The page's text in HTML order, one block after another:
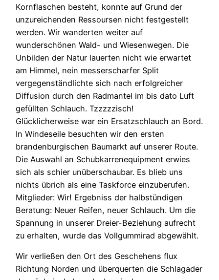
Kornflaschen besteht, konnte auf Grund der
unzureichenden Ressoursen nicht festgestellt
werden. Wir wanderten weiter auf
wunderschönen Wald- und Wiesenwegen. Die
Unbilden der Natur lauerten nicht wie erwartet
am Himmel, nein messerscharfer Split
vergegenständlichte sich nach erfolgreicher
Diffusion durch den Radmantel im bis dato Luft
gefüllten Schlauch. Tzzzzzisch!
Glücklicherweise war ein Ersatzschlauch an Bord.
In Windeseile besuchten wir den ersten
brandenburgischen Baumarkt auf unserer Route.
Die Auswahl an Schubkarrenequipment erwies
sich als schier unüberschaubar. Es blieb uns
nichts übrich als eine Taskforce einzuberufen.
Mitglieder: Wir! Ergebniss der halbstündigen
Beratung: Neuer Reifen, neuer Schlauch. Um die
Spannung in unserer Dreier-Beziehung aufrecht
zu erhalten, wurde das Vollgummirad abgewählt.
Wir verließen den Ort des Geschehens flux
Richtung Norden und überquerten die Schlagader